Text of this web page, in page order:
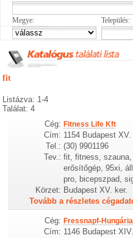
Megye: Település:
fit
Listázva: 1-4
Találat: 4
Cég: Fitness Life Kft
Cím: 1154 Budapest
Tel.: (30) 9901196
Tev.: fit, fitness,
erősítőgép, 95xi,
pro, bicepszpad,
Körzet: Budapest XV. ker.
Tovább a részletes
Cég: Fressnapf-
Cím: 1146 Budapest